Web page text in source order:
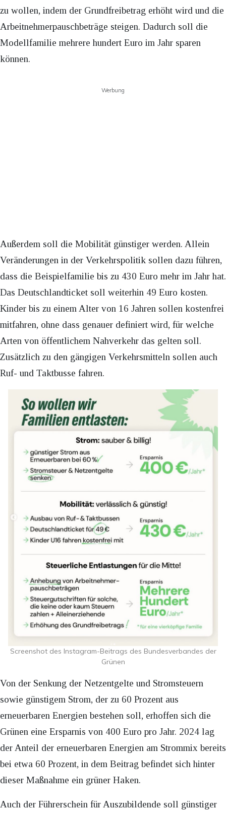
zu wollen, indem der Grundfreibetrag erhöht wird und die
Arbeitnehmerpauschbeträge steigen. Dadurch soll die
Modellfamilie mehrere hundert Euro im Jahr sparen
können.
Werbung
Außerdem soll die Mobilität günstiger werden. Allein
Veränderungen in der Verkehrspolitik sollen dazu führen,
dass die Beispielfamilie bis zu 430 Euro mehr im Jahr hat.
Das Deutschlandticket soll weiterhin 49 Euro kosten.
Kinder bis zu einem Alter von 16 Jahren sollen kostenfrei
mitfahren, ohne dass genauer definiert wird, für welche
Arten von öffentlichem Nahverkehr das gelten soll.
Zusätzlich zu den gängigen Verkehrsmitteln sollen auch
Ruf- und Taktbusse fahren.
Screenshot des Instagram-Beitrags des Bundesverbandes der
Grünen
Von der Senkung der Netzentgelte und Stromsteuern
sowie günstigem Strom, der zu 60 Prozent aus
erneuerbaren Energien bestehen soll, erhoffen sich die
Grünen eine Ersparnis von 400 Euro pro Jahr. 2024 lag
der Anteil der erneuerbaren Energien am Strommix bereits
bei etwa 60 Prozent, in dem Beitrag befindet sich hinter
dieser Maßnahme ein grüner Haken.
Auch der Führerschein für Auszubildende soll günstiger